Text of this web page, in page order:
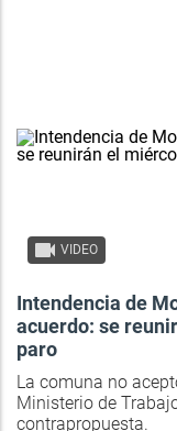
VIDEO
Intendencia de
acuerdo: se
paro
La comuna no
Ministerio de
contrapropuesta.